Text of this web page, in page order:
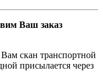
Ваш заказ
скан транспортной
присылается через